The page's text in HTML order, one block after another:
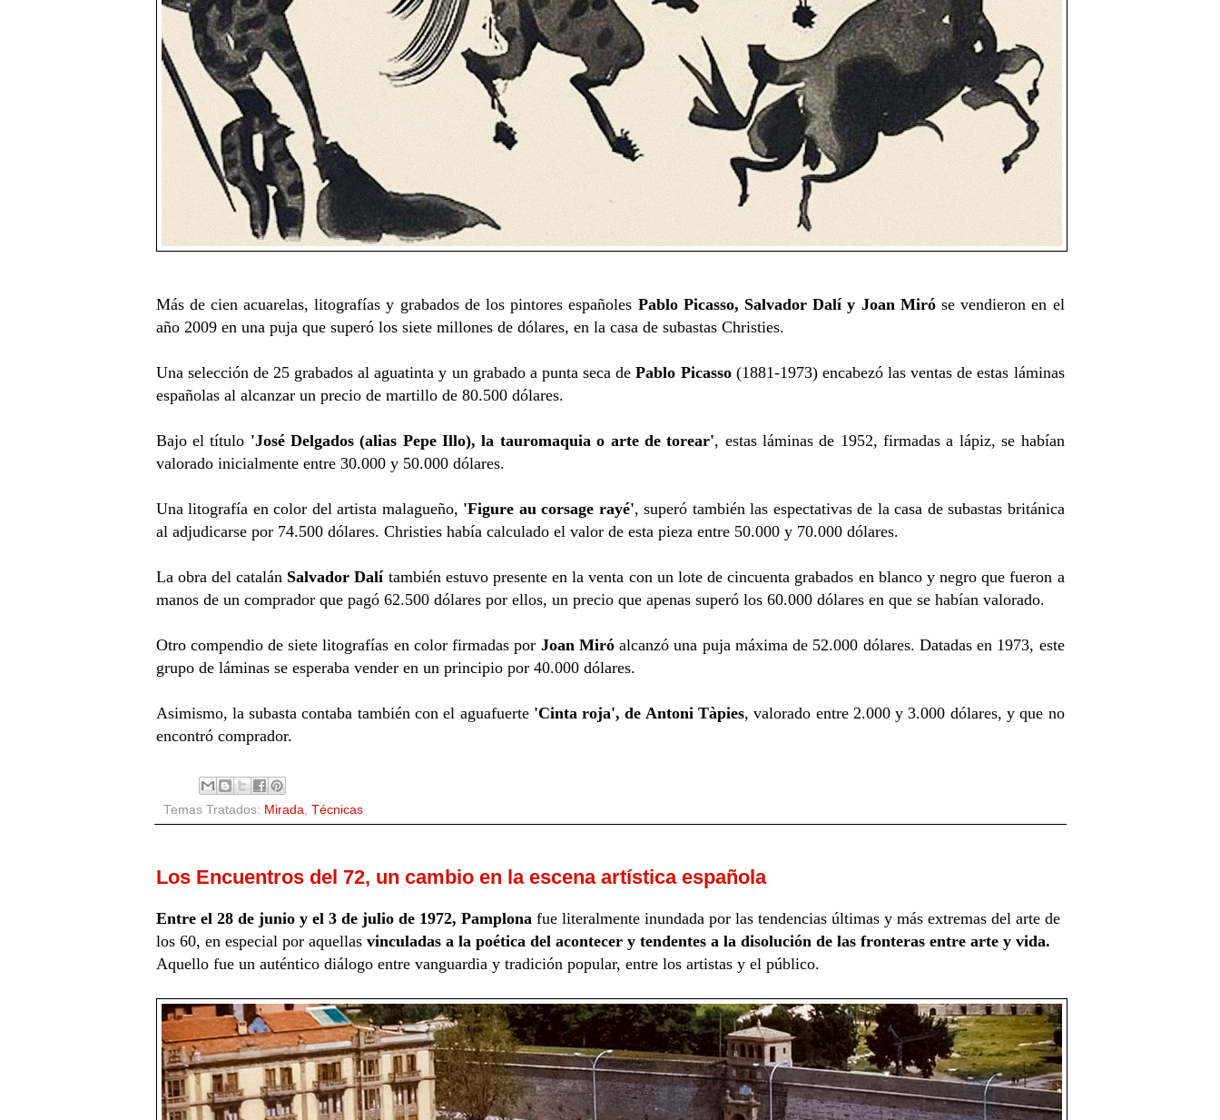
Más de cien acuarelas, litografías y grabados de los pintores españoles Pablo Picasso, Salvador Dalí y Joan Miróse vendieron en el
año 2009 en una puja que superó los siete millones de dólares, en la casa de subastas Christies.
Una selección de 25 grabados al aguatinta y un grabado a punta seca dePablo Picasso(1881-1973) encabezó las ventas de estas láminas
españolas al alcanzar un precio de martillo de 80.500 dólares.
Bajo el título 'José Delgados (alias Pepe Illo), la tauromaquia o arte de torear', estas láminas de 1952, firmadas a lápiz, se habían
valorado inicialmente entre 30.000 y 50.000 dólares.
Una litografía en color del artista malagueño, 'Figure au corsage rayé', superó también las espectativas de la casa de subastas británica
al adjudicarse por 74.500 dólares. Christies había calculado el valor de esta pieza entre 50.000 y 70.000 dólares.
La obra del catalán Salvador Dalítambién estuvo presente en la venta con un lote de cincuenta grabados en blanco y negro que fueron a
manos de un comprador que pagó 62.500 dólares por ellos, un precio que apenas superó los 60.000 dólares en que se habían valorado.
Otro compendio de siete litografías en color firmadas por Joan Miróalcanzó una puja máxima de 52.000 dólares. Datadas en 1973, este
grupo de láminas se esperaba vender en un principio por 40.000 dólares.
Asimismo, la subasta contaba también con el aguafuerte 'Cinta roja', de Antoni Tàpies, valorado entre 2.000 y 3.000 dólares, y que no
encontró comprador.
Temas Tratados: Mirada Técnicas
Los Encuentros del 72, un cambio en la escena artística española
Entre el 28 de junio y el 3 de julio de 1972, Pamplona fue literalmente inundada por las tendencias últimas y más extremas del arte de
los 60, en especial por aquellasvinculadas a la poética del acontecer y tendentes a la disolución de las fronteras entre arte y vida.
Aquello fue un auténtico diálogo entre vanguardia y tradición popular, entre los artistas y el público.